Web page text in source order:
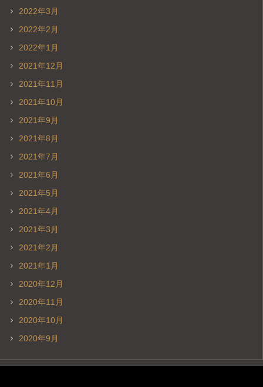
2022年3月
2022年2月
2022年1月
2021年12月
2021年11月
2021年10月
2021年9月
2021年8月
2021年7月
2021年6月
2021年5月
2021年4月
2021年3月
2021年2月
2021年1月
2020年12月
2020年11月
2020年10月
2020年9月